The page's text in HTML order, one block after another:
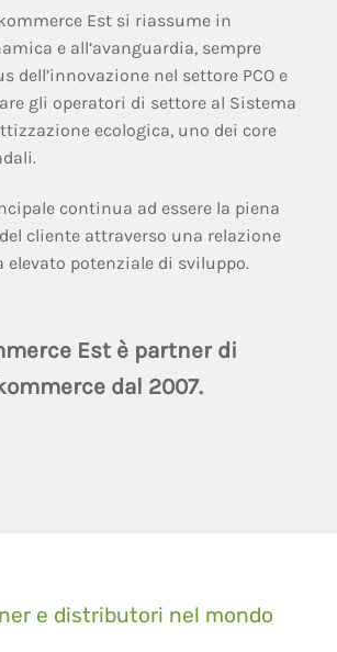
Est si riassume in
e all’avanguardia, sempre
dell’innovazione nel settore PCO e
gli operatori di settore al Sistema
ecologica, uno dei core
continua ad essere la piena
cliente attraverso una relazione
elevato potenziale di sviluppo.
Est è partner di
dal 2007.
e distributori nel mondo